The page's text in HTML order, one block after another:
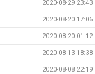
2020-08-29 23:43
2020-08-20 17:06
2020-08-20 01:12
2020-08-13 18:38
2020-08-08 22:19